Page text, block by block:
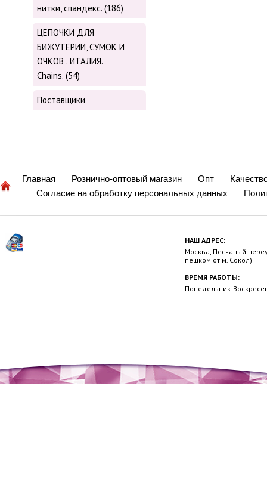
нитки, cпандекс. (186)
ЦЕПОЧКИ ДЛЯ
БИЖУТЕРИИ, СУМОК И
ОЧКОВ . ИТАЛИЯ.
Chains. (54)
Поставщики
Главная Рознично-оптовый магазин Опт
Согласие на обработку персональных данных
НАШ АДРЕС:
Москва, Песчаный
пешком от м. Сокол)
ВРЕМЯ РАБОТЫ:
Понедельник-